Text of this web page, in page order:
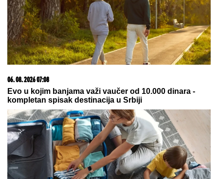
06. 08. 2026 07:08
Evo u kojim banjama važi vaučer od 10.000 dinara -
kompletan spisak destinacija u Srbiji